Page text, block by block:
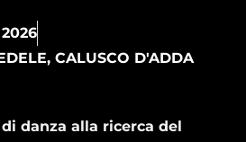
CALUSCO D'ADDA
danza alla ricerca del